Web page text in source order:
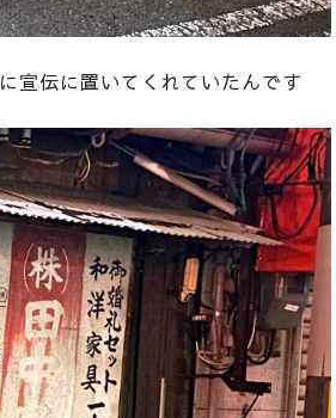
宣伝に置いてくれていたんです